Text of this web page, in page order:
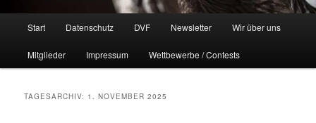
Start Datenschutz DVF Newsletter Wir über uns
Mitglieder Impressum Wettbewerbe / Contests
TAGESARCHIV: 1. NOVEMBER 2025